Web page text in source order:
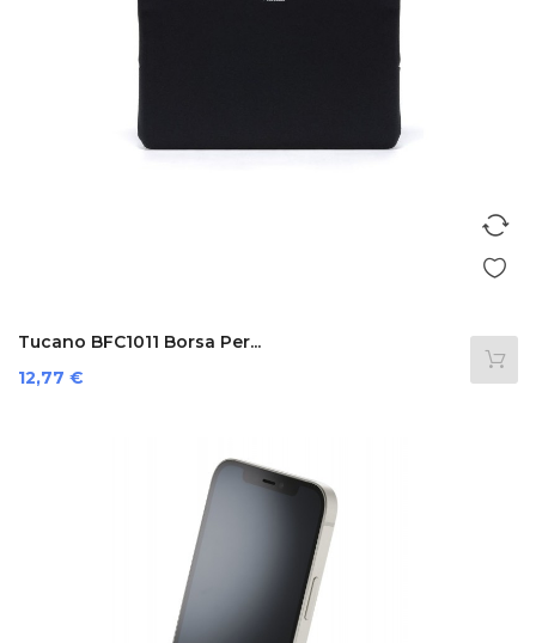
Tucano BFC1011 Borsa Per...
Prezzo
12,77 €